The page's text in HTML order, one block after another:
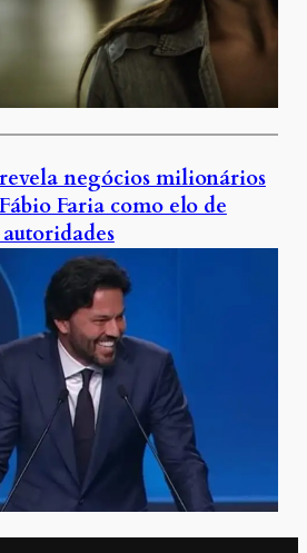
negócios milionários
Faria como elo de